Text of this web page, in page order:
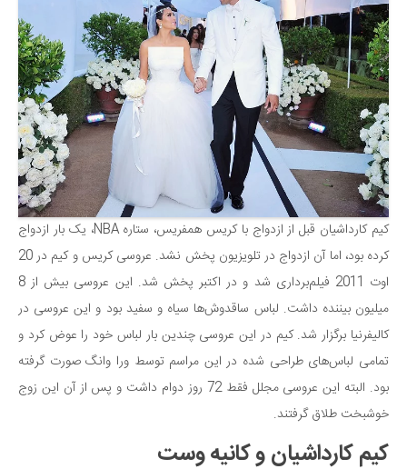
کیم کارداشیان قبل از ازدواج با کریس همفریس، ستاره NBA، یک بار ازدواج
کرده بود، اما آن ازدواج در تلویزیون پخش نشد. عروسی کریس و کیم در 20
اوت 2011 فیلم‌برداری شد و در اکتبر پخش شد. این عروسی بیش از 8
میلیون بیننده داشت. لباس ساقدوش‌ها سیاه و سفید بود و این عروسی در
کالیفرنیا برگزار شد. کیم در این عروسی چندین بار لباس خود را عوض کرد و
تمامی لباس‌های طراحی شده در این مراسم توسط ورا وانگ صورت گرفته
بود. البته این عروسی مجلل فقط 72 روز دوام داشت و پس از آن این زوج
خوشبخت طلاق گرفتند.
کیم کارداشیان و کانیه وست